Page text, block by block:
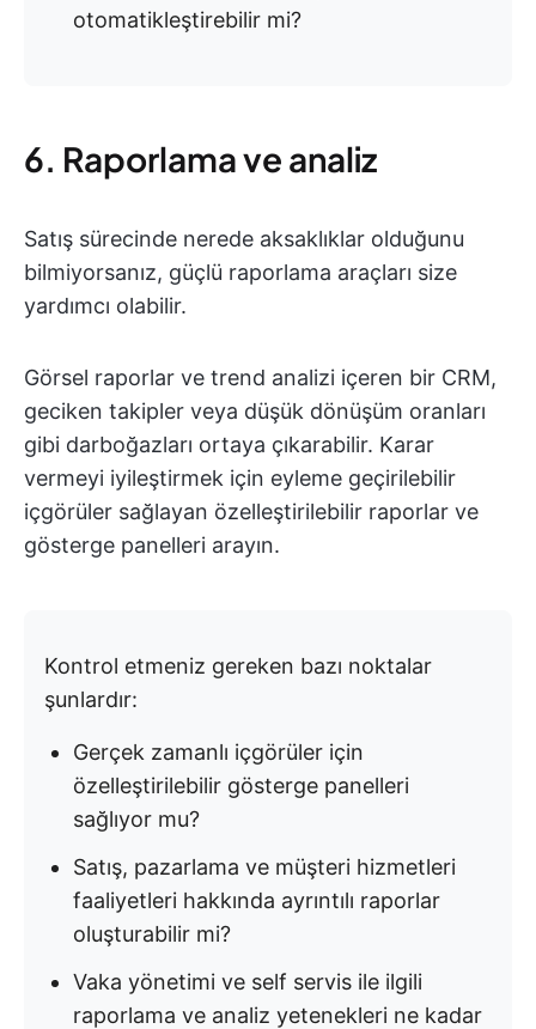
otomatikleştirebilir mi?
6. Raporlama ve analiz
Satış sürecinde nerede aksaklıklar olduğunu
bilmiyorsanız, güçlü raporlama araçları size
yardımcı olabilir.
Görsel raporlar ve trend analizi içeren bir CRM,
geciken takipler veya düşük dönüşüm oranları
gibi darboğazları ortaya çıkarabilir. Karar
vermeyi iyileştirmek için eyleme geçirilebilir
içgörüler sağlayan özelleştirilebilir raporlar ve
gösterge panelleri arayın.
Kontrol etmeniz gereken bazı noktalar
şunlardır:
Gerçek zamanlı içgörüler için
özelleştirilebilir gösterge panelleri
sağlıyor mu?
Satış, pazarlama ve müşteri hizmetleri
faaliyetleri hakkında ayrıntılı raporlar
oluşturabilir mi?
Vaka yönetimi ve self servis ile ilgili
raporlama ve analiz yetenekleri ne kadar